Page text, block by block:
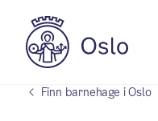
Finn barnehage i Oslo